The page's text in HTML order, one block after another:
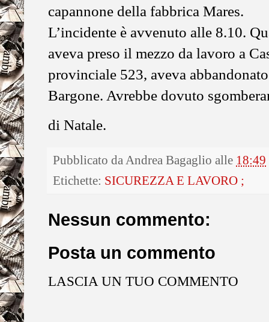
capannone della fabbrica Mares.
L’incidente è avvenuto alle 8.10.
aveva preso il mezzo da lavoro a
provinciale 523, aveva
Bargone. Avrebbe dovuto
di Natale.
Pubblicato daAndrea Bagaglio alle 18:49
Etichette: SICUREZZA E LAVORO ;
Nessun commento:
Posta un commento
LASCIA UN TUO COMMENTO